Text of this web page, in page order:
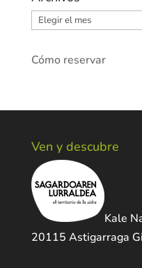
Archivos
Cómo reservar
Ven y descubre
Kale
20115 Astigarraga